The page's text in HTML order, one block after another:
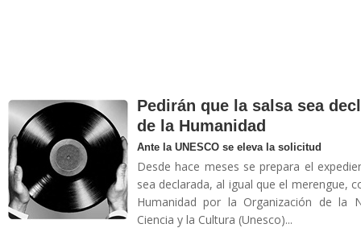
Pedirán que la salsa sea
de la Humanidad
Ante la UNESCO se eleva la solicitud
Desde hace meses se prepara el
sea declarada, al igual que el merengue,
Humanidad por la Organización de la
Ciencia y la Cultura (Unesco)...